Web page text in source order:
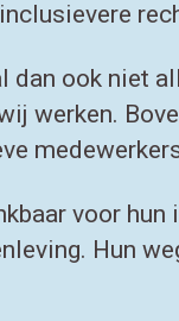
dan ook niet
werken.
voor
Hun